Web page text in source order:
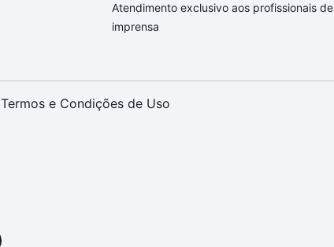
Atendimento exclusivo aos profissionais de
imprensa
Termos e Condições de Uso